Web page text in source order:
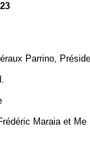
Parrino,
Maraia et